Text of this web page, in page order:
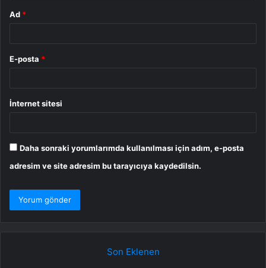
Ad *
E-posta *
İnternet sitesi
Daha sonraki yorumlarımda kullanılması için adım, e-posta
adresim ve site adresim bu tarayıcıya kaydedilsin.
Son Eklenen